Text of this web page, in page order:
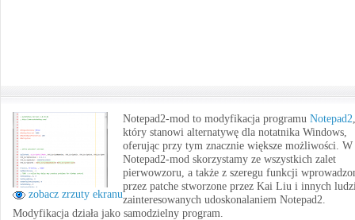
zobacz zrzuty ekranu
Notepad2-mod to modyfikacja programu Notepad2,
który stanowi alternatywę dla notatnika Windows,
oferując przy tym znacznie większe możliwości. W
Notepad2-mod skorzystamy ze wszystkich zalet
pierwowzoru, a także z szeregu funkcji
przez patche stworzone przez Kai Liu i innych
zainteresowanych udoskonalaniem Notepad2.
Modyfikacja działa jako samodzielny program.